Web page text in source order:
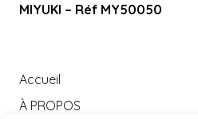
MIYUKI – Réf MY50050
Accueil
À PROPOS